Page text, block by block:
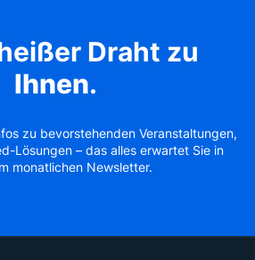
Draht zu
Ihnen.
zu bevorstehenden Veranstaltungen,
Lösungen – das alles erwartet Sie in
monatlichen Newsletter.